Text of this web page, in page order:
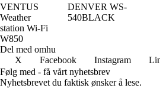
VENTUS
Weather
station Wi-Fi
W850
DENVER WS-
540BLACK
Del med omhu
X
Facebook Instagram
Følg med - få vårt nyhetsbrev
Nyhetsbrevet du faktisk ønsker å lese.